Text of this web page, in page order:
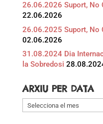
26.06.2026 Suport, No
22.06.2026
26.06.2025 Suport, No
02.06.2026
31.08.2024 Dia
la Sobredosi
ARXIU PER DATA
Arxiu
per